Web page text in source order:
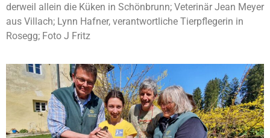
derweil allein die Küken in Schönbrunn; Veterinär Jean Meyer
aus Villach; Lynn Hafner, verantwortliche Tierpflegerin in
Rosegg; Foto J Fritz